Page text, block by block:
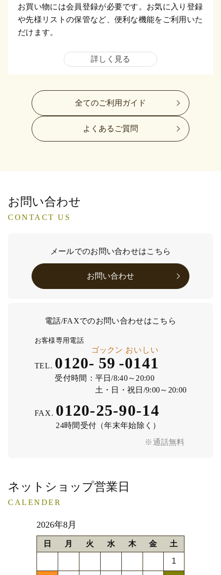
お買い物には会員登録が必要です。お気に入り登録
や先様リストの保管など、便利な機能をご利用いた
だけます。
詳しく見る
全てのご利用ガイド
よくあるご質問
お問い合わせ
CONTACT US
メールでのお問い合わせはこちら
お問い合わせ
電話/FAXでのお問い合わせはこちら
※通話無料
お客様専用電話
TEL. 0120- 59
ゴックン
-0141
おいしい
受付時間： 平日/8:40～20:00
土・日・祝日/9:00～20:00
FAX. 0120-25-90-14
24時間受付（年末年始除く）
ネットショップ営業日
CALENDER
2026年8月
日 月 火 水 木 金 土
1